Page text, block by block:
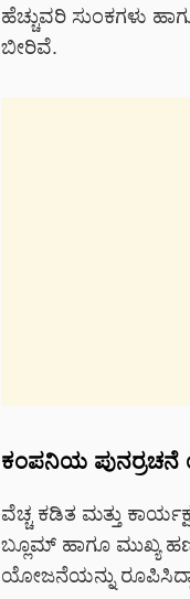
ಹೆಚ್ಚುವರಿ ಸುಂಕಗಳು
ಬೀರಿವೆ.
ಕಂಪನಿಯ
ವೆಚ್ಚ ಕಡಿತ ಮತ್ತು
ಬ್ಲೂಮ್ ಹಾಗೂ ಮುಖ್ಯ
ಯೋಜನೆಯನ್ನು